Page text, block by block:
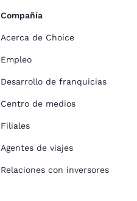
Compañía
Acerca de Choice
Empleo
Desarrollo de franquicias
Centro de medios
Filiales
Agentes de viajes
Relaciones con inversores